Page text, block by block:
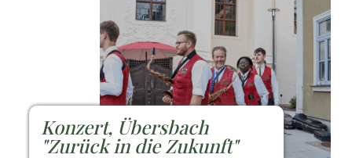
Konzert, Übersbach
"Zurück in die Zukunft"